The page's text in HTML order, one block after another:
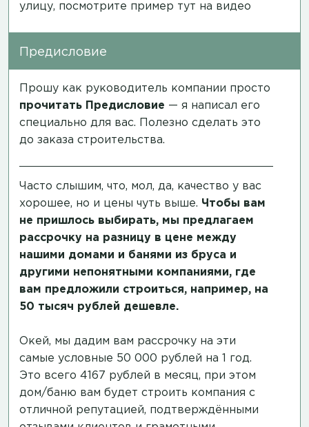
улицу, посмотрите пример тут на видео
Предисловие
Прошу как руководитель компании просто
прочитать Предисловие — я написал его
специально для вас. Полезно сделать это
до заказа строительства.
Часто слышим, что, мол, да, качество у вас
хорошее, но и цены чуть выше. Чтобы вам
не пришлось выбирать, мы предлагаем
рассрочку на разницу в цене между
нашими домами и банями из бруса и
другими непонятными компаниями, где
вам предложили строиться, например, на
50 тысяч рублей дешевле.
Окей, мы дадим вам рассрочку на эти
самые условные 50 000 рублей на 1 год.
Это всего 4167 рублей в месяц, при этом
дом/баню вам будет строить компания с
отличной репутацией, подтверждёнными